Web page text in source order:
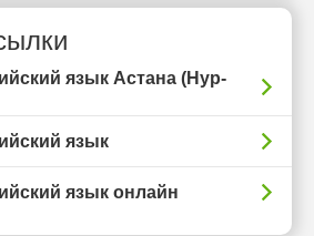
язык Астана (Нур-
язык
язык онлайн